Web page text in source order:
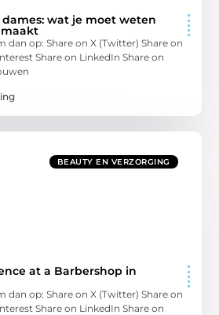
wat je moet weten
maakt
dan op: Share on X (Twitter) Share on
Share on LinkedIn Share on
BEAUTY EN VERZORGING
at a Barbershop in
dan op: Share on X (Twitter) Share on
Share on LinkedIn Share on